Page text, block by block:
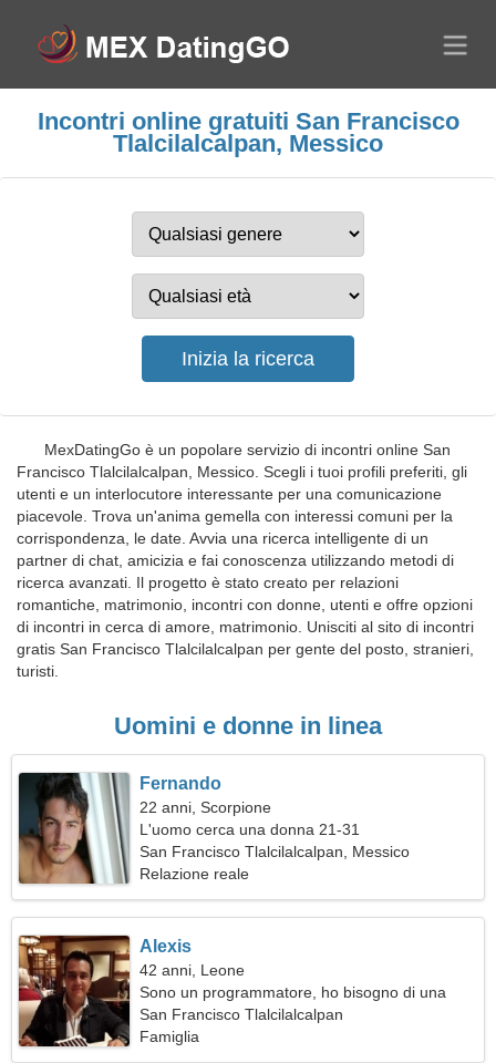
Incontri online gratuiti San Francisco
Tlalcilalcalpan, Messico
MexDatingGo è un popolare servizio di incontri online San
Francisco Tlalcilalcalpan, Messico. Scegli i tuoi profili preferiti, gli
utenti e un interlocutore interessante per una comunicazione
piacevole. Trova un'anima gemella con interessi comuni per la
corrispondenza, le date. Avvia una ricerca intelligente di un
partner di chat, amicizia e fai conoscenza utilizzando metodi di
ricerca avanzati. Il progetto è stato creato per relazioni
romantiche, matrimonio, incontri con donne, utenti e offre opzioni
di incontri in cerca di amore, matrimonio. Unisciti al sito di incontri
gratis San Francisco Tlalcilalcalpan per gente del posto, stranieri,
turisti.
Uomini e donne in linea
Fernando
22 anni, Scorpione
L'uomo cerca una donna 21-31
San Francisco Tlalcilalcalpan, Messico
Relazione reale
Alexis
42 anni, Leone
Sono un programmatore, ho bisogno di una
donna perfetta
San Francisco Tlalcilalcalpan
Famiglia